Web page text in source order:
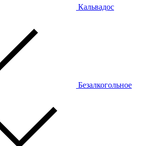
Кальвадос
Безалкогольное